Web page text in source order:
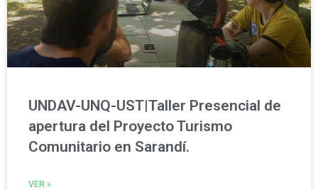
UNDAV-UNQ-UST|Taller Presencial de
apertura del Proyecto Turismo
Comunitario en Sarandí.
VER »